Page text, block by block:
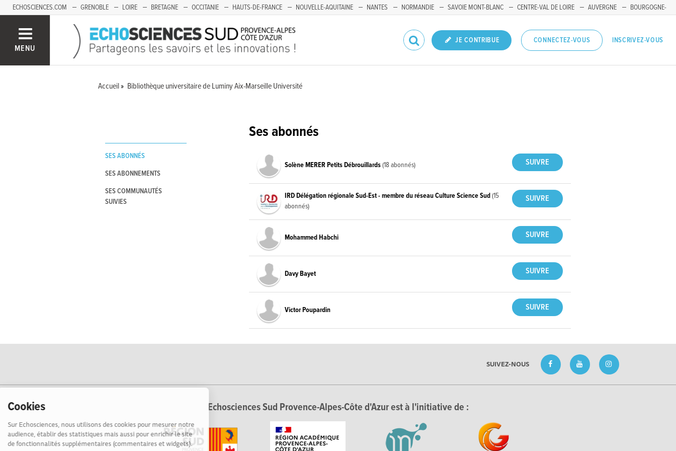
Cookies
Sur Echosciences, nous utilisons des cookies pour mesurer notre
audience, établir des statistiques mais aussi pour enrichir le site
de fonctionnalités supplémentaires (commentaires et widgets).
ECHOSCIENCES.COM GRENOBLE LOIRE BRETAGNE OCCITANIE HAUTS-DE-FRANCE NOUVELLE-AQUITAINE NANTES NORMANDIE SAVOIE MONT-BLANC CENTRE-VAL DE LOIRE AUVERGNE
BOURGOGNE-
MENU
JE CONTRIBUE CONNECTEZ-VOUS INSCRIVEZ-VOUS
Accueil Bibliothèque universitaire de Luminy Aix-Marseille Université
SES ABONNÉS
SES ABONNEMENTS
SES COMMUNAUTÉS
SUIVIES
Ses abonnés
Solène MERER Petits Débrouillards(18 abonnés)
IRD Délégation régionale Sud-Est - membre du réseau Culture Science Sud(15
abonnés)
Mohammed Habchi
Davy Bayet
Victor Poupardin
SUIVEZ-NOUS
Echosciences Sud Provence-Alpes-Côte d'Azur est à l'initiative de :